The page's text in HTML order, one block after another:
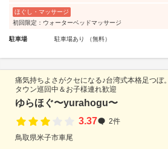
ほぐし・マッサージ
初回限定：ウォーターベッドマッサージ
駐車場 駐車場あり （無料）
痛気持ちよさがクセになる♪台湾式本格足つぼ
タウン巡回中＆お子様連れ歓迎
ゆらほぐ〜yurahogu〜
3.37
2件
鳥取県米子市車尾